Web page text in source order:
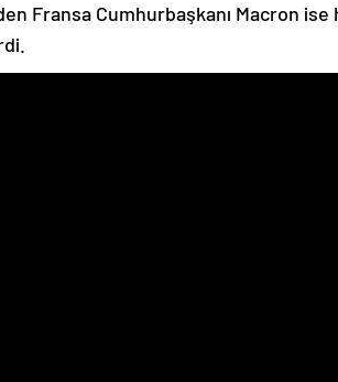
Fransa Cumhurbaşkanı Macron